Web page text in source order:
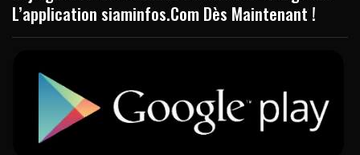
L’application siaminfos.Com Dès Maintenant !